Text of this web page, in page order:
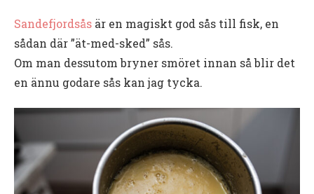
Sandefjordsås är en magiskt god sås till fisk, en
sådan där ”ät-med-sked” sås.
Om man dessutom bryner smöret innan så blir det
en ännu godare sås kan jag tycka.